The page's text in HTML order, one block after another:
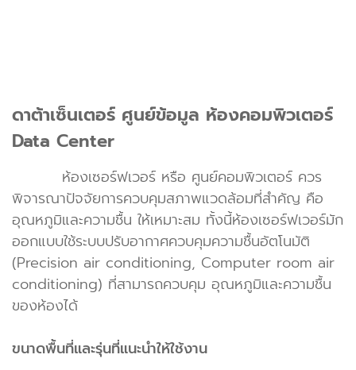
ดาต้าเซ็นเตอร์ ศูนย์ข้อมูล ห้องคอมพิวเตอร์
Data Center
ห้องเซอร์ฟเวอร์ หรือ ศูนย์คอมพิวเตอร์ ควร
พิจารณาปัจจัยการควบคุมสภาพแวดล้อมที่สำคัญ คือ
อุณหภูมิและความชื้น ให้เหมาะสม ทั้งนี้ห้องเซอร์ฟเวอร์มัก
ออกแบบใช้ระบบปรับอากาศควบคุมความชื้นอัตโนมัติ
(Precision air conditioning, Computer room air
conditioning) ที่สามารถควบคุม อุณหภูมิและความชื้น
ของห้องได้
ขนาดพื้นที่และรุ่นที่แนะนำให้ใช้งาน